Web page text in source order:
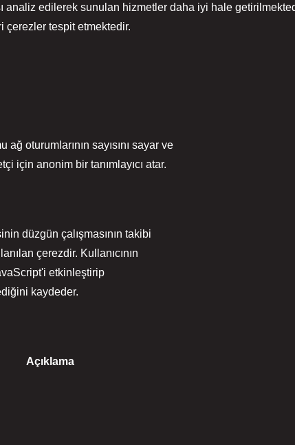
analiz edilerek sunulan hizmetler daha iyi hale
çerezler tespit etmektedir.
ağ oturumlarının sayısını sayar ve
için anonim bir tanımlayıcı atar.
düzgün çalışmasının takibi
çerezdir. Kullanıcının
etkinleştirip
kaydeder.
Açıklama